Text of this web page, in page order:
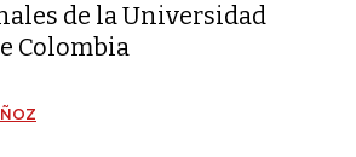
de la Universidad
Colombia